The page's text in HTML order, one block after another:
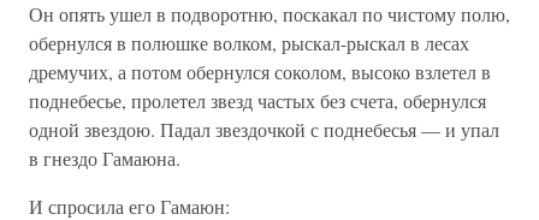
Он опять ушел в подворотню, поскакал по чистому полю,
обернулся в полюшке волком, рыскал-рыскал в лесах
дремучих, а потом обернулся соколом, высоко взлетел в
поднебесье, пролетел звезд частых без счета, обернулся
одной звездою. Падал звездочкой с поднебесья — и упал
в гнездо Гамаюна.
И спросила его Гамаюн: